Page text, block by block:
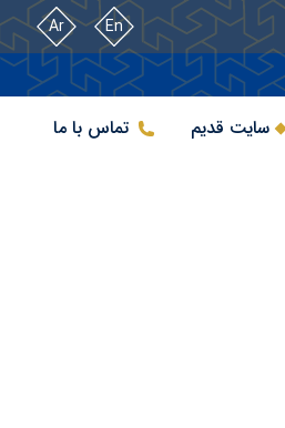
En
Ar
سایت قدیم تماس با ما